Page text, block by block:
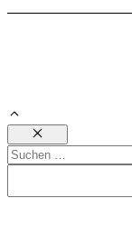
Schließen
Suchen
nach: